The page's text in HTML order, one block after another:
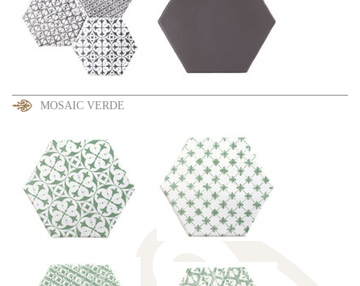
MOSAIC VERDE